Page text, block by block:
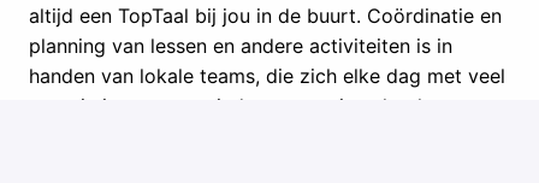
altijd een TopTaal bij jou in de buurt. Coördinatie en
planning van lessen en andere activiteiten is in
handen van lokale teams, die zich elke dag met veel
energie inzetten om iedereen maximaal te laten